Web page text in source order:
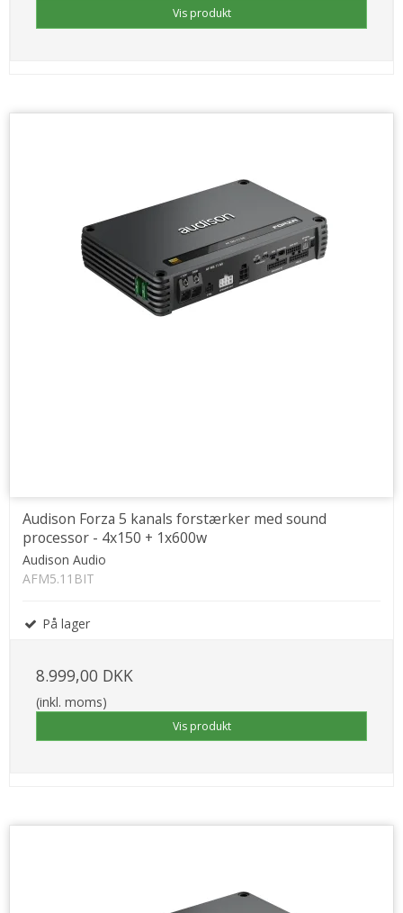
Vis produkt
Audison Forza 5 kanals forstærker med sound
processor - 4x150 + 1x600w
Audison Audio
AFM5.11BIT
På lager
8.999,00 DKK
(inkl. moms)
Vis produkt